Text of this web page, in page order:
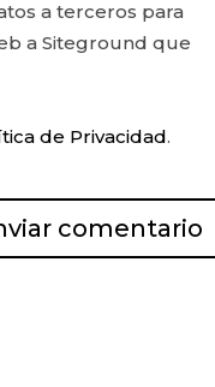
a terceros para
a Siteground que
de Privacidad.